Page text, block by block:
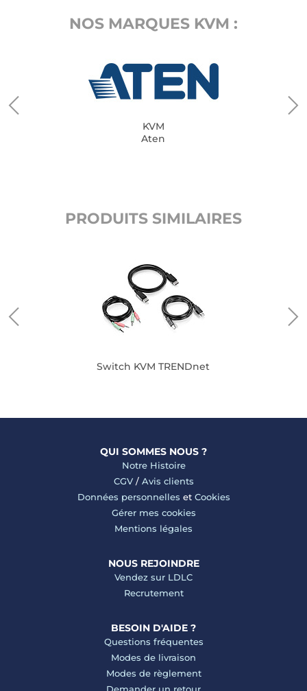
NOS MARQUES KVM :
KVM
Aten
PRODUITS SIMILAIRES
Switch KVM TRENDnet
QUI SOMMES NOUS ?
Notre Histoire
CGV/ Avis clients
Données personnelles et Cookies
Gérer mes cookies
Mentions légales
NOUS REJOINDRE
Vendez sur LDLC
Recrutement
BESOIN D'AIDE ?
Questions fréquentes
Modes de livraison
Modes de règlement